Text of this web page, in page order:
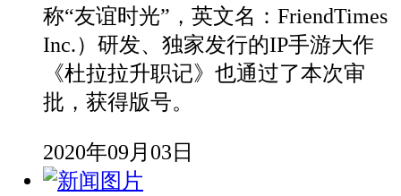
称“友谊时光”，英文名：FriendTimes
Inc.）研发、独家发行的IP手游大作
《杜拉拉升职记》也通过了本次审
批，获得版号。
2020年09月03日